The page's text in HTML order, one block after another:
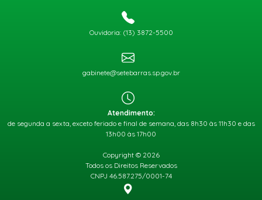
Ouvidoria: (13) 3872-5500
gabinete@setebarras.sp.gov.br
Atendimento:
de segunda a sexta, exceto feriado e final de semana, das 8h30 às 11h30 e das
13h00 às 17h00
Copyright © 2026
Todos os Direitos Reservados
CNPJ 46.587.275/0001-74